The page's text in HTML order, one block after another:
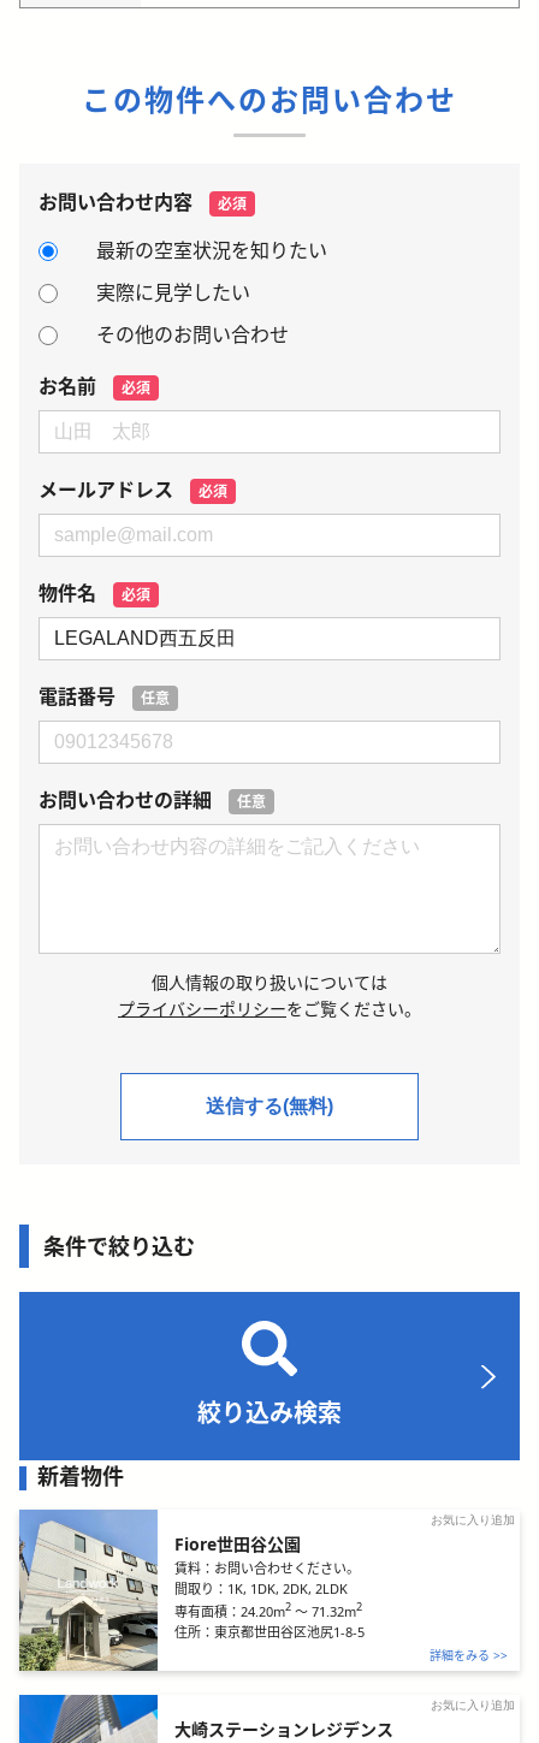
この物件へのお問い合わせ
お問い合わせ内容 必須
最新の空室状況を知りたい
実際に見学したい
その他のお問い合わせ
お名前
必須
メールアドレス 必須
物件名 必須
電話番号 任意
お問い合わせの詳細 任意
個人情報の取り扱いについては
プライバシーポリシーをご覧ください。
条件で絞り込む
絞り込み検索
新着物件
お気に入り追加
Fiore世田谷公園
賃料： お問い合わせください。
間取り： 1K, 1DK, 2DK, 2LDK
専有面積：24.20m2 ～ 71.32m2
住所：東京都世田谷区池尻1-8-5
詳細をみる >>
お気に入り追加
大崎ステーションレジデンス